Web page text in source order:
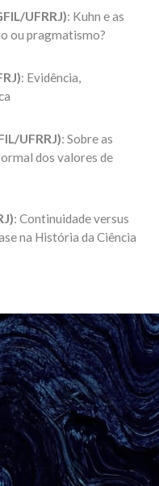
UFRRJ): Kuhn e as
ou pragmatismo?
: Evidência,
UFRRJ): Sobre as
dos valores de
: Continuidade versus
na História da Ciência